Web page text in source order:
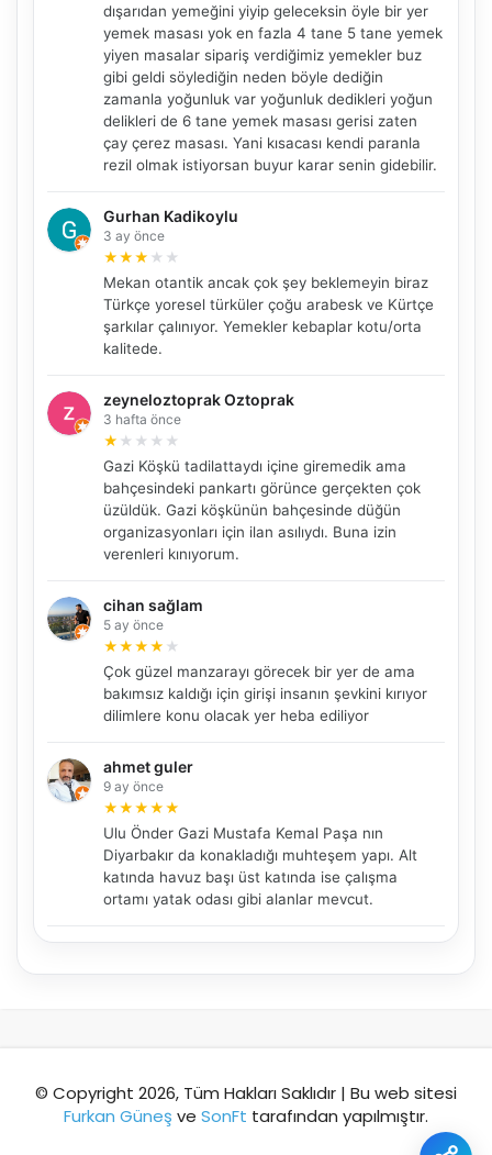
dışarıdan yemeğini yiyip geleceksin öyle bir yer
yemek masası yok en fazla 4 tane 5 tane yemek
yiyen masalar sipariş verdiğimiz yemekler buz
gibi geldi söylediğin neden böyle dediğin
zamanla yoğunluk var yoğunluk dedikleri yoğun
delikleri de 6 tane yemek masası gerisi zaten
çay çerez masası. Yani kısacası kendi paranla
rezil olmak istiyorsan buyur karar senin gidebilir.
Gurhan Kadikoylu
3 ay önce
★★★ ★ ★
Mekan otantik ancak çok şey beklemeyin biraz
Türkçe yoresel türküler çoğu arabesk ve Kürtçe
şarkılar çalınıyor. Yemekler kebaplar kotu/orta
kalitede.
zeyneloztoprak Oztoprak
3 hafta önce
★ ★ ★ ★ ★
Gazi Köşkü tadilattaydı içine giremedik ama
bahçesindeki pankartı görünce gerçekten çok
üzüldük. Gazi köşkünün bahçesinde düğün
organizasyonları için ilan asılıydı. Buna izin
verenleri kınıyorum.
cihan sağlam
5 ay önce
★★★★ ★
Çok güzel manzarayı görecek bir yer de ama
bakımsız kaldığı için girişi insanın şevkini kırıyor
dilimlere konu olacak yer heba ediliyor
ahmet guler
9 ay önce
★★★★★
Ulu Önder Gazi Mustafa Kemal Paşa nın
Diyarbakır da konakladığı muhteşem yapı. Alt
katında havuz başı üst katında ise çalışma
ortamı yatak odası gibi alanlar mevcut.
© Copyright 2026, Tüm Hakları Saklıdır | Bu web sitesi
Furkan Güneş ve SonFt tarafından yapılmıştır.
NBY Akıllı Asistan
AI kullanmadan, sitedeki gerçek yerlerle akıllı rota
Şehir / ilçe
🧭 Rehber ⭐ Popüler ✨ İlk kez gelen
🌿 Doğa 👨‍👩‍👧 Aile/Çocuk
🚶 Yürüyüş
Akıllı rota öner